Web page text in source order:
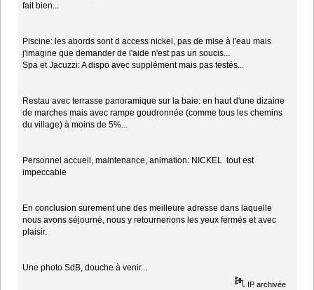
fait bien...
Piscine: les abords sont d access nickel, pas de mise à l'eau mais
j'imagine que demander de l'aide n'est pas un soucis...
Spa et Jacuzzi: A dispo avec supplément mais pas testés...
Restau avec terrasse panoramique sur la baie: en haut d'une dizaine
de marches mais avec rampe goudronnée (comme tous les chemins
du village) à moins de 5%...
Personnel accueil, maintenance, animation: NICKEL tout est
impeccable
En conclusion surement une des meilleure adresse dans laquelle
nous avons séjourné, nous y retournerions les yeux fermés et avec
plaisir.
Une photo SdB, douche à venir...
IP archivée